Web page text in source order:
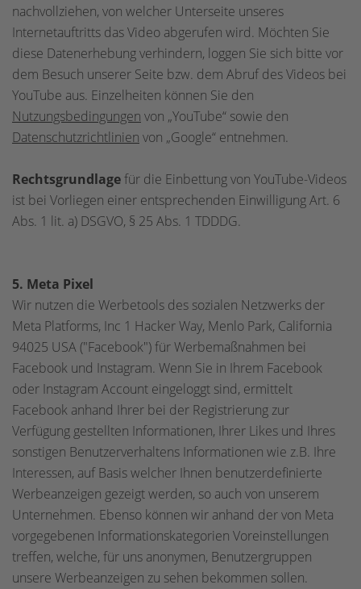
nachvollziehen, von welcher Unterseite unseres
Internetauftritts das Video abgerufen wird. Möchten Sie
diese Datenerhebung verhindern, loggen Sie sich bitte vor
dem Besuch unserer Seite bzw. dem Abruf des Videos bei
YouTube aus. Einzelheiten können Sie den
Nutzungsbedingungen von „YouTube“ sowie den
Datenschutzrichtlinien von „Google“ entnehmen.
Rechtsgrundlagefür die Einbettung von YouTube-Videos
ist bei Vorliegen einer entsprechenden Einwilligung Art. 6
Abs. 1 lit. a) DSGVO, § 25 Abs. 1 TDDDG.
5. Meta Pixel
Wir nutzen die Werbetools des sozialen Netzwerks der
Meta Platforms, Inc 1 Hacker Way, Menlo Park, California
94025 USA ("Facebook") für Werbemaßnahmen bei
Facebook und Instagram. Wenn Sie in Ihrem Facebook
oder Instagram Account eingeloggt sind, ermittelt
Facebook anhand Ihrer bei der Registrierung zur
Verfügung gestellten Informationen, Ihrer Likes und Ihres
sonstigen Benutzerverhaltens Informationen wie z.B. Ihre
Interessen, auf Basis welcher Ihnen benutzerdefinierte
Werbeanzeigen gezeigt werden, so auch von unserem
Unternehmen. Ebenso können wir anhand der von Meta
vorgegebenen Informationskategorien Voreinstellungen
treffen, welche, für uns anonymen, Benutzergruppen
unsere Werbeanzeigen zu sehen bekommen sollen.